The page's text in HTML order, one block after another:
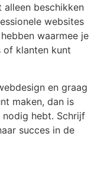
alleen beschikken
websites
waarmee je
of klanten kunt
en graag
maken, dan is
hebt. Schrijf
succes in de